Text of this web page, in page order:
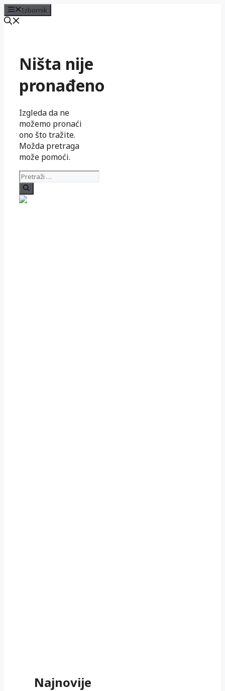
Izbornik
Ništa nije
pronađeno
Izgleda da ne
možemo pronaći
ono što tražite.
Možda pretraga
može pomoći.
Pretraži:
Najnovije